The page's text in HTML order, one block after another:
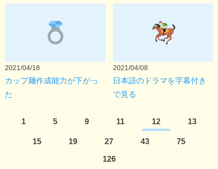
2021/04/18
カップ麺作成能力が下がっ
た
2021/04/08
日本語のドラマを字幕付き
で見る
1 5 9 11 12 13
15 19 27 43 75
126